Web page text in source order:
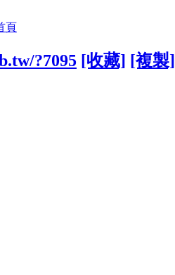
頁
?7095 [收藏] [複製]